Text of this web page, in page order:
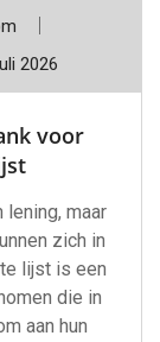
2026
voor
maar
zich in
lijst is een
die in
aan hun